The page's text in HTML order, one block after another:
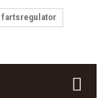
fartsregulator